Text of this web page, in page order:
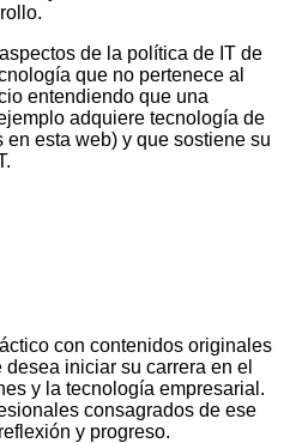
de la política de IT de
que no pertenece al
entendiendo que una
adquiere tecnología de
en esta web) y que sostiene su
con contenidos originales
iniciar su carrera en el
y la tecnología empresarial.
consagrados de ese
y progreso.